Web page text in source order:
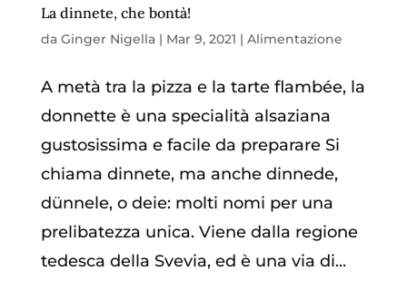
La dinnete, che bontà!
da Ginger Nigella| Mar 9, 2021 | Alimentazione
A metà tra la pizza e la tarte flambée, la
donnette è una specialità alsaziana
gustosissima e facile da preparare Si
chiama dinnete, ma anche dinnede,
dünnele, o deie: molti nomi per una
prelibatezza unica. Viene dalla regione
tedesca della Svevia, ed è una via di...